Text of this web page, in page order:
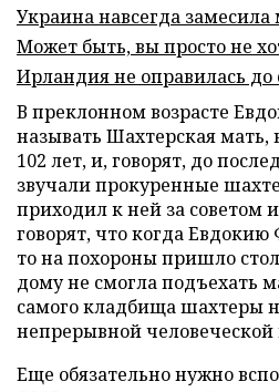
Украина навсегда замесила
Может быть, вы просто не
Ирландия не оправилась до
В преклонном возрасте
называть Шахтерская мать,
102 лет, и, говорят, до
звучали прокуренные
приходил к ней за
говорят, что когда
то на похороны пришло
дому не смогла подъехать
самого кладбища шахтеры
непрерывной человеческой
Еще обязательно нужно